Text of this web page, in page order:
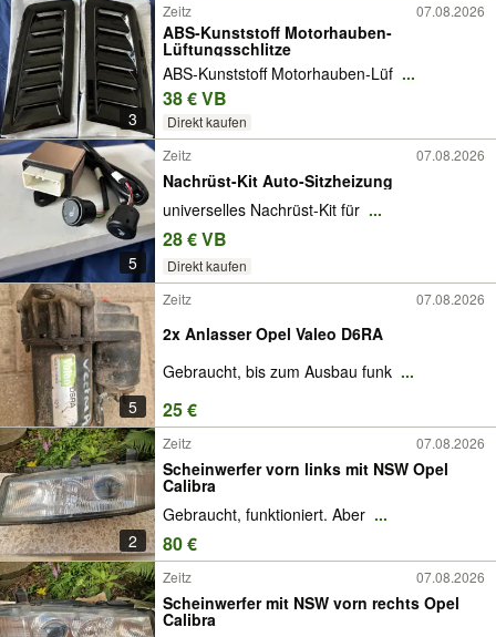
3
Zeitz 07.08.2026
ABS-Kunststoff Motorhauben-
Lüftungsschlitze
ABS-Kunststoff Motorhauben-Lüf ...
38 € VB
Direkt kaufen
5
Zeitz 07.08.2026
Nachrüst-Kit Auto-Sitzheizung
universelles Nachrüst-Kit für ...
28 € VB
Direkt kaufen
5
Zeitz 07.08.2026
2x Anlasser Opel Valeo D6RA
Gebraucht, bis zum Ausbau funk ...
25 €
2
Zeitz 07.08.2026
Scheinwerfer vorn links mit NSW Opel
Calibra
Gebraucht, funktioniert. Aber ...
80 €
Zeitz 07.08.2026
Scheinwerfer mit NSW vorn rechts Opel
Calibra